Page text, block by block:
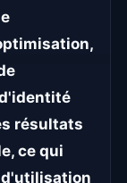
résultats
ce qui
d'utilisation